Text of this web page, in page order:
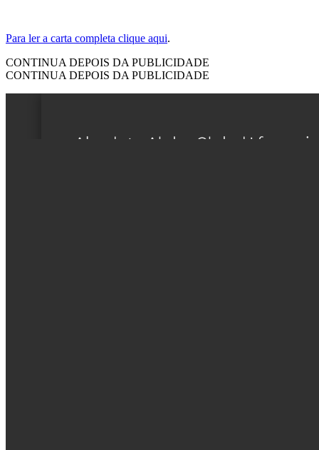
Para ler a carta completa clique aqui.
CONTINUA DEPOIS DA PUBLICIDADE
CONTINUA DEPOIS DA PUBLICIDADE